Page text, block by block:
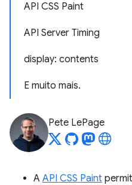
API CSS Paint
API Server Timing
display: contents
E muito mais.
Pete LePage
A API CSS Paint